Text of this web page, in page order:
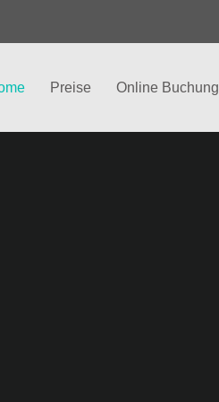
Preise Online Buchung